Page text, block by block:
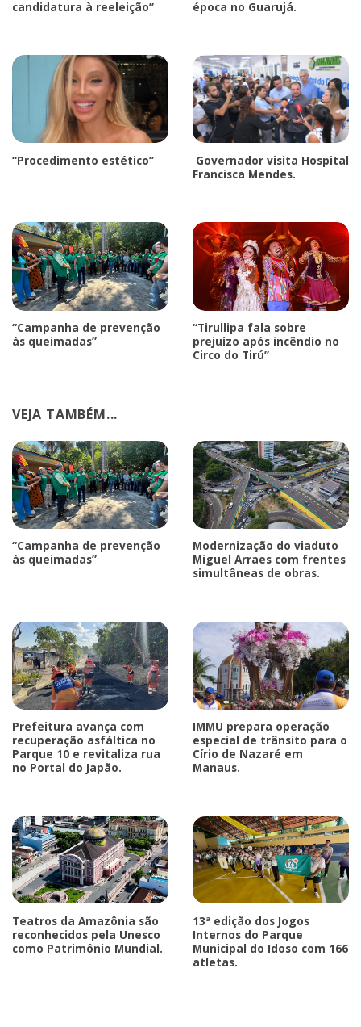
candidatura à reeleição”
época no Guarujá.
“Procedimento estético”
Governador visita Hospital
Francisca Mendes.
“Campanha de prevenção
às queimadas”
“Tirullipa fala sobre
prejuízo após incêndio no
Circo do Tirú”
VEJA TAMBÉM...
“Campanha de prevenção
às queimadas”
Modernização do viaduto
Miguel Arraes com frentes
simultâneas de obras.
Prefeitura avança com
recuperação asfáltica no
Parque 10 e revitaliza rua
no Portal do Japão.
IMMU prepara operação
especial de trânsito para o
Círio de Nazaré em
Manaus.
Teatros da Amazônia são
reconhecidos pela Unesco
como Patrimônio Mundial.
13ª edição dos Jogos
Internos do Parque
Municipal do Idoso com 166
atletas.